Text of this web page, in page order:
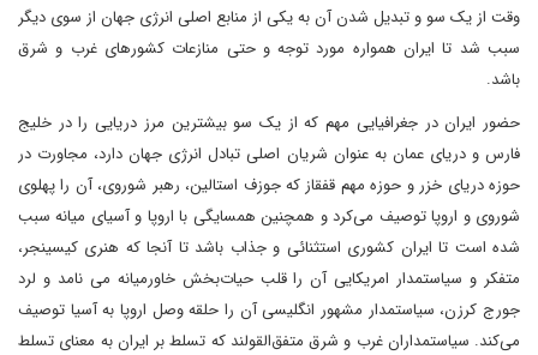
وقت از یک سو و تبدیل شدن آن به یکی از منابع اصلی انرژی جهان از سوی دیگر
سبب شد تا ایران همواره مورد توجه و حتی منازعات کشورهای غرب و شرق
باشد.
حضور ایران در جغرافیایی مهم که از یک سو بیشترین مرز دریایی را در خلیج
فارس و دریای عمان به عنوان شریان اصلی تبادل انرژی جهان دارد، مجاورت در
حوزه دریای خزر و حوزه مهم قفقاز که جوزف استالین، رهبر شوروی، آن را پهلوی
شوروی و اروپا توصیف می‌کرد و همچنین همسایگی با اروپا و آسیای میانه سبب
شده است تا ایران کشوری استثنائی و جذاب باشد تا آنجا که هنری کیسینجر،
متفکر و سیاستمدار امریکایی آن را قلب حیات‌بخش خاورمیانه می نامد و لرد
جورج کرزن، سیاستمدار مشهور انگلیسی آن را حلقه وصل اروپا به آسیا توصیف
می‌کند. سیاستمداران غرب و شرق متفق‌القولند که تسلط بر ایران به معنای تسلط